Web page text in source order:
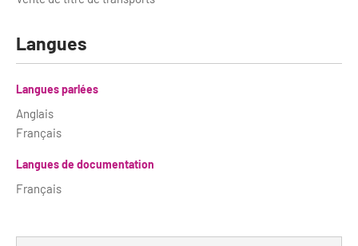
Langues
Langues parlées
Anglais
Français
Langues de documentation
Français